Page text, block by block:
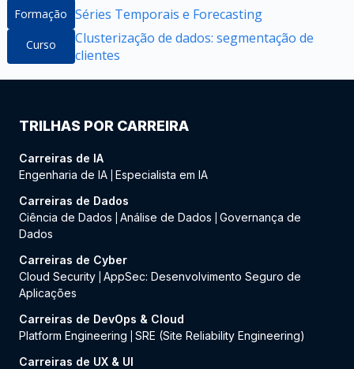
Formação Séries Temporais e Forecasting
Curso
Clusterização de dados: segmentação de
clientes
TRILHAS POR CARREIRA
Carreiras de IA
Engenharia de IA Especialista em IA
Carreiras de Dados
Ciência de Dados
Análise de Dados
Governança de
Dados
Carreiras de Cyber
Cloud Security AppSec: Desenvolvimento Seguro de
Aplicações
Carreiras de DevOps & Cloud
Platform Engineering
SRE (Site Reliability Engineering)
Carreiras de UX & UI